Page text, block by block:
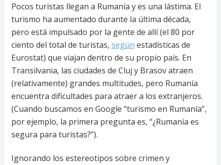
Pocos turistas llegan a Rumanía y es una lástima. El
turismo ha aumentado durante la última década,
pero está impulsado por la gente de allí (el 80 por
ciento del total de turistas, según estadísticas de
Eurostat) que viajan dentro de su propio país. En
Transilvania, las ciudades de Cluj y Brasov atraen
(relativamente) grandes multitudes, pero Rumanía
encuentra dificultades para atraer a los extranjeros.
(Cuando buscamos en Google “turismo en Rumanía”,
por ejemplo, la primera pregunta es, “¿Rumanía es
segura para turistas?”).
Ignorando los estereotipos sobre crimen y